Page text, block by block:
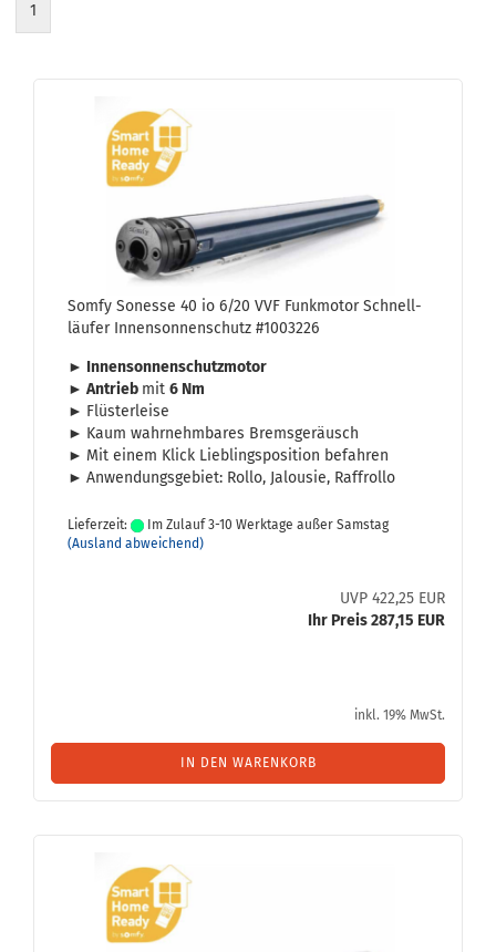
1
Somfy So­nes­se 40 io 6/20 VVF Funk­mo­tor Schnell­
läu­fer In­nen­son­nen­schutz #1003226
► In­nen­son­nen­schutz­mo­tor
► An­trieb mit 6 Nm
► Flüs­ter­lei­se
► Kaum wahr­nehm­ba­res Brems­ge­räusch
► Mit einem Klick Lieb­lings­po­si­ti­on be­fah­ren
► An­wen­dungs­ge­biet: Rollo, Ja­lou­sie, Raf­frol­lo
Lieferzeit:
Im Zulauf 3-10 Werktage außer Samstag
(Ausland abweichend)
UVP 422,25 EUR
Ihr Preis 287,15 EUR
inkl. 19% MwSt.
IN DEN WARENKORB